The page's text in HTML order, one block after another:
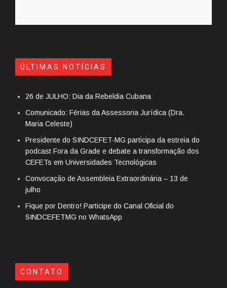
ÚLTIMAS NOTÍCIAS
26 de JULHO: Dia da Rebeldia Cubana
Comunicado: Férias da Assessoria Jurídica (Dra.
Maria Celeste)
Presidente do SINDCEFET-MG participa da estreia do
podcast Fora da Grade e debate a transformação dos
CEFETs em Universidades Tecnológicas
Convocação de Assembleia Extraordinária – 13 de
julho
Fique por Dentro! Participe do Canal Oficial do
SINDCEFETMG no WhatsApp
CONTATO